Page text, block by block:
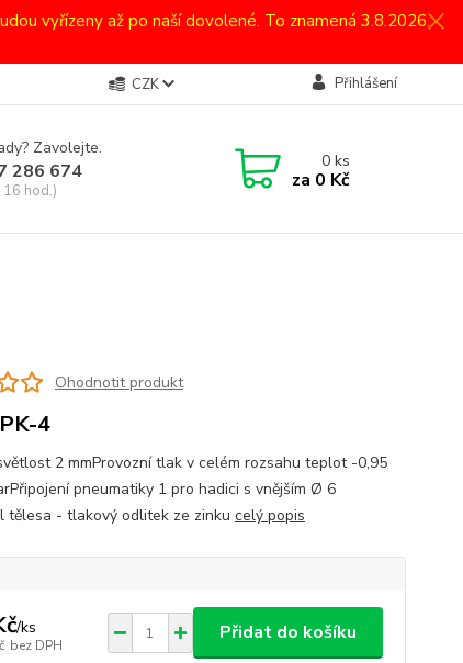
vyřízeny až po naší dovolené. To znamená 3.8.2026.
CZK Přihlášení
Zavolejte.
286 674
hod.)
0ks
za 0 Kč
Ohodnotit produkt
4
2 mmProvozní tlak v celém rozsahu teplot -0,95
pneumatiky 1 pro hadici s vnějším Ø 6
tělesa - tlakový odlitek ze zinku celý popis
/ks
bez DPH
Přidat do košíku